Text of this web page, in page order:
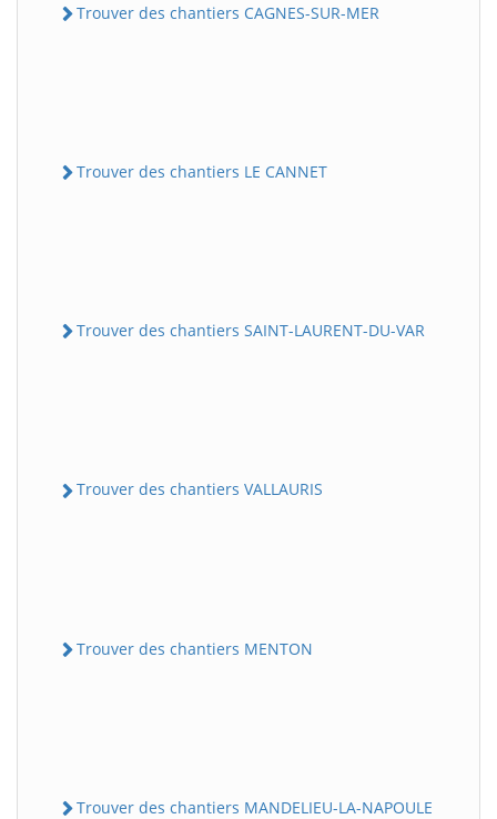
Trouver des chantiers CAGNES-SUR-MER
Trouver des chantiers LE CANNET
Trouver des chantiers SAINT-LAURENT-DU-VAR
Trouver des chantiers VALLAURIS
Trouver des chantiers MENTON
Trouver des chantiers MANDELIEU-LA-NAPOULE